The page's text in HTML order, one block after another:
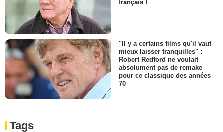
français !
"Il y a certains films qu'il vaut
mieux laisser tranquilles" :
Robert Redford ne voulait
absolument pas de remake
pour ce classique des années
70
Tags